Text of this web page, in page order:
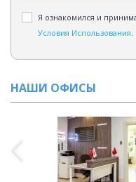
Я ознакомился и
Условия Использования.
НАШИ ОФИСЫ
Анталья – Аланья